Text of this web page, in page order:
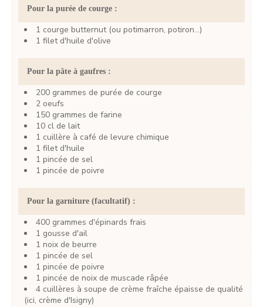
Pour la purée de courge :
1 courge butternut (ou potimarron, potiron...)
1 filet d'huile d'olive
Pour la pâte à gaufres :
200 grammes de purée de courge
2 oeufs
150 grammes de farine
10 cl de lait
1 cuillère à café de levure chimique
1 filet d'huile
1 pincée de sel
1 pincée de poivre
Pour la garniture (facultatif) :
400 grammes d'épinards frais
1 gousse d'ail
1 noix de beurre
1 pincée de sel
1 pincée de poivre
1 pincée de noix de muscade râpée
4 cuillères à soupe de crème fraîche épaisse de qualité
(ici, crème d'Isigny)